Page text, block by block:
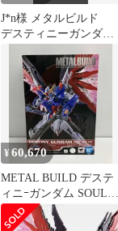
J*n様 メタルビルド
デスティニーガンダム
¥60,670
METAL BUILD デステ
ィニｰガンダム SOUL
RED Ver. 魂ウェブ商店
限定 機動戦士ガンダム